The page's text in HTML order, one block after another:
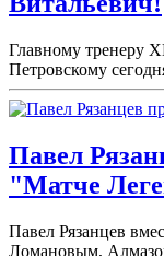
Главному тренеру
Петровскому
Павел
"Матче
Павел Рязанцев
Ломановым,